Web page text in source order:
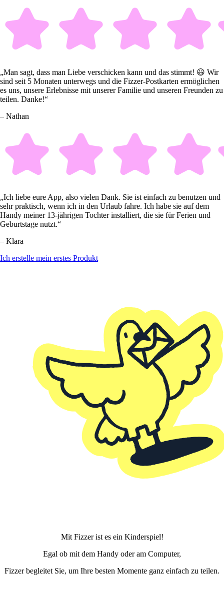
„Man sagt, dass man Liebe verschicken kann und das stimmt! 😃 Wir
sind seit 5 Monaten unterwegs und die Fizzer-Postkarten ermöglichen
es uns, unsere Erlebnisse mit unserer Familie und unseren Freunden zu
teilen. Danke!“
– Nathan
„Ich liebe eure App, also vielen Dank. Sie ist einfach zu benutzen und
sehr praktisch, wenn ich in den Urlaub fahre. Ich habe sie auf dem
Handy meiner 13-jährigen Tochter installiert, die sie für Ferien und
Geburtstage nutzt.“
– Klara
Ich erstelle mein erstes Produkt
Mit Fizzer ist es ein Kinderspiel!
Egal ob mit dem Handy oder am Computer,
Fizzer begleitet Sie, um Ihre besten Momente ganz einfach zu teilen.